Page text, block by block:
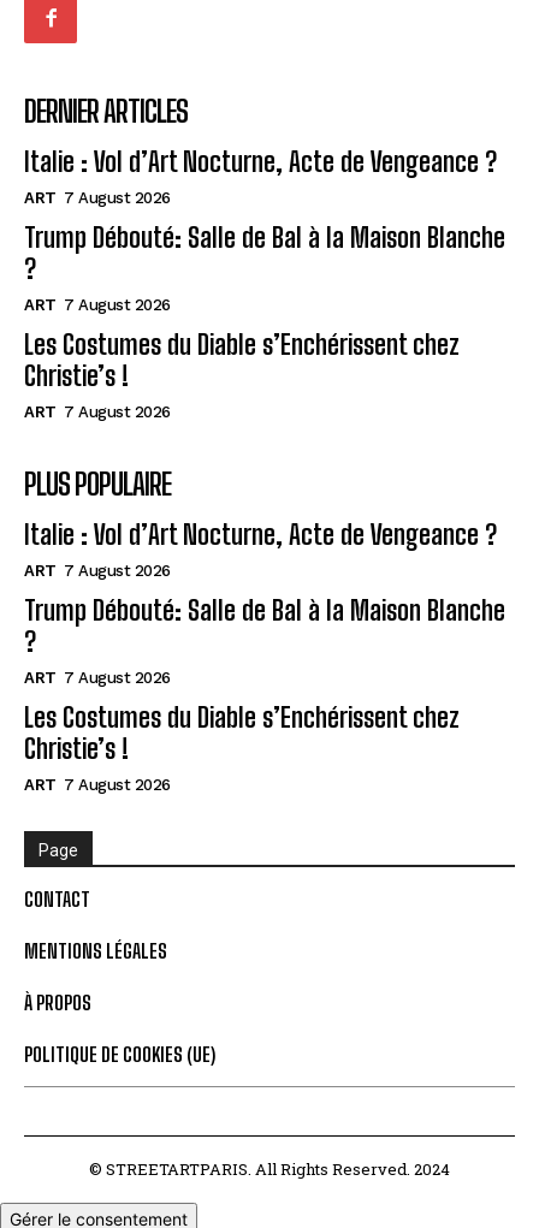
DERNIER ARTICLES
Italie : Vol d’Art Nocturne, Acte de Vengeance ?
ART 7 August 2026
Trump Débouté: Salle de Bal à la Maison Blanche
?
ART 7 August 2026
Les Costumes du Diable s’Enchérissent chez
Christie’s !
ART 7 August 2026
PLUS POPULAIRE
Italie : Vol d’Art Nocturne, Acte de Vengeance ?
ART 7 August 2026
Trump Débouté: Salle de Bal à la Maison Blanche
?
ART 7 August 2026
Les Costumes du Diable s’Enchérissent chez
Christie’s !
ART 7 August 2026
Page
CONTACT
MENTIONS LÉGALES
À PROPOS
POLITIQUE DE COOKIES (UE)
© STREETARTPARIS. All Rights Reserved. 2024
Gérer le consentement